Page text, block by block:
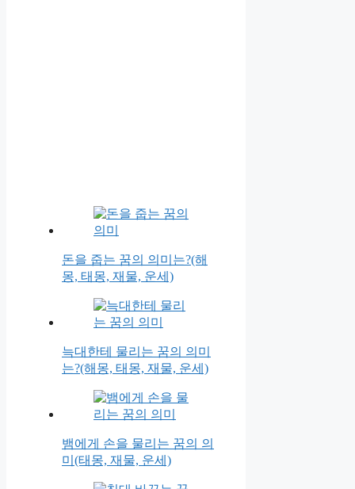
돈을 줍는 꿈의 의미는?(해
몽, 태몽, 재물, 운세)
늑대한테 물리는 꿈의 의미
는?(해몽, 태몽, 재물, 운세)
뱀에게 손을 물리는 꿈의 의
미(태몽, 재물, 운세)